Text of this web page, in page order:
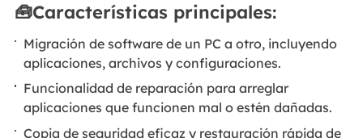
🧰Características principales:
Migración de software de un PC a otro, incluyendo
aplicaciones, archivos y configuraciones.
Funcionalidad de reparación para arreglar
aplicaciones que funcionen mal o estén dañadas.
Copia de seguridad eficaz y restauración rápida de